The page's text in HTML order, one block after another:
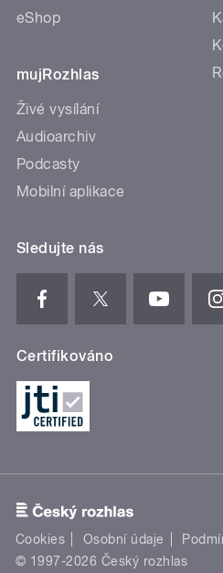
eShop
mujRozhlas
Živé vysílání
Audioarchiv
Podcasty
Mobilní aplikace
Sledujte nás
Certifikováno
Cookies Osobní údaje
© 1997-2026 Český rozhlas